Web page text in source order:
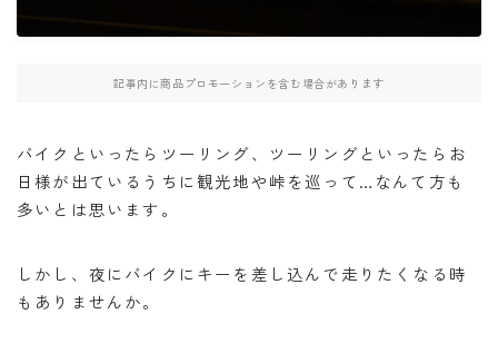
・PCX(JK05）
・北海道ツーリング
BB662 DR650SE
記事内に商品プロモーションを含む場合があります
バイクといったらツーリング、ツーリングといったらお
日様が出ているうちに観光地や峠を巡って…なんて方も
多いとは思います。
しかし、夜にバイクにキーを差し込んで走りたくなる時
もありませんか。